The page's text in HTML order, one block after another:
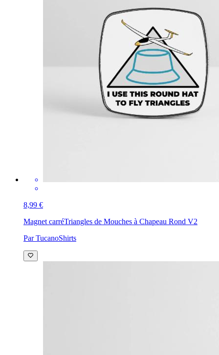
8,99 €
Magnet carréTriangles de Mouches à Chapeau Rond V2
Par TucanoShirts